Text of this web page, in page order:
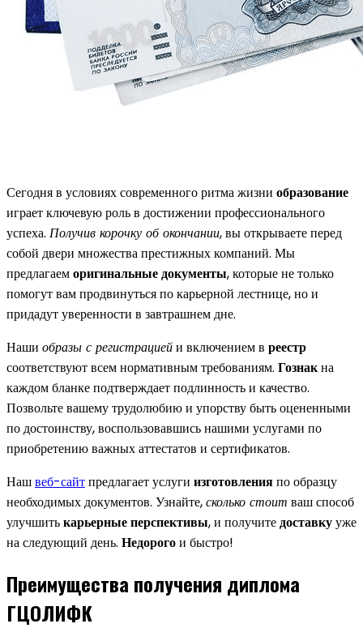
Сегодня в условиях современного ритма жизни образование
играет ключевую роль в достижении профессионального
успеха. Получив корочку об окончании, вы открываете перед
собой двери множества престижных компаний. Мы
предлагаеморигинальные документы, которые не только
помогут вам продвинуться по карьерной лестнице, но и
придадут уверенности в завтрашнем дне.
Наши образы с регистрациейи включением в реестр
соответствуют всем нормативным требованиям. Гознакна
каждом бланке подтверждает подлинность и качество.
Позвольте вашему трудолюбию и упорству быть оцененными
по достоинству, воспользовавшись нашими услугами по
приобретению важных аттестатов и сертификатов.
Нашвеб-сайтпредлагает услуги изготовленияпо образцу
необходимых документов. Узнайте,сколько стоит ваш способ
улучшитькарьерные перспективы, и получитедоставкууже
на следующий день. Недорогои быстро!
Преимущества получения диплома
ГЦОЛИФК